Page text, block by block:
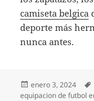
camiseta belgica
deporte más
nunca antes.
Publicado
el
enero 3, 2024
equipacion de futbol